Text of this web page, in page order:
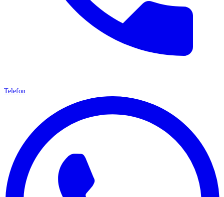
Telefon